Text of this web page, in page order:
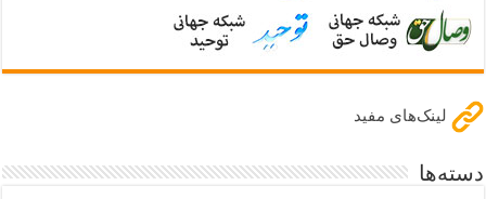
لینک‌های مفید
دسته‌ها